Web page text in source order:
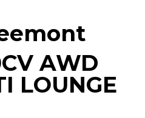
AWD
LOUNGE